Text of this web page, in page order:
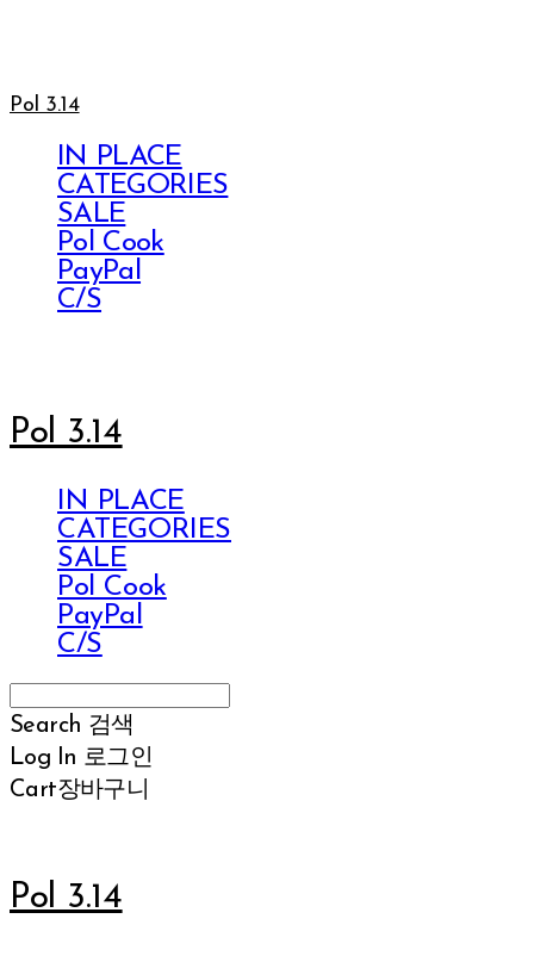
Pol 3.14
IN PLACE
CATEGORIES
SALE
Pol Cook
PayPal
C/S
Pol 3.14
IN PLACE
CATEGORIES
SALE
Pol Cook
PayPal
C/S
Search 검색
Log In 로그인
Cart장바구니
Pol 3.14